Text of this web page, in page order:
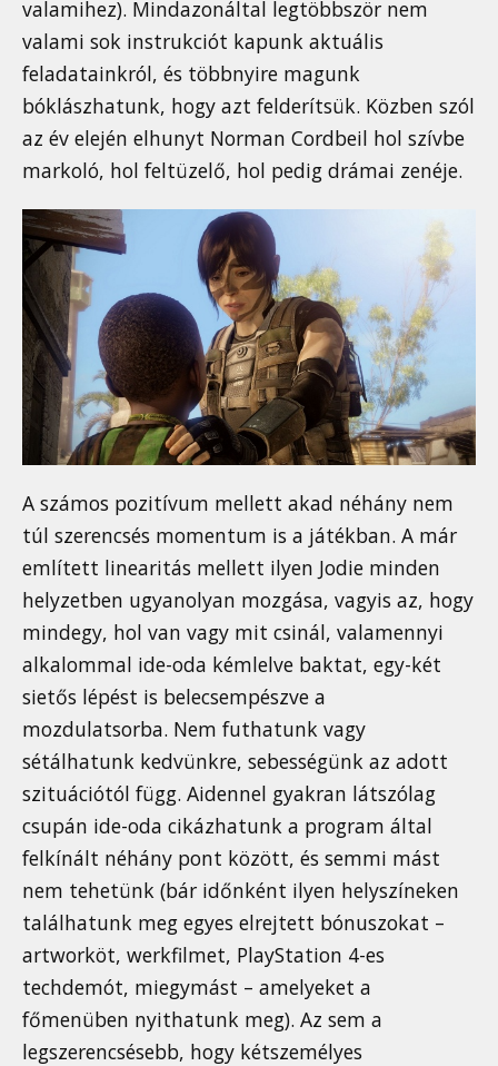
valamihez). Mindazonáltal legtöbbször nem
valami sok instrukciót kapunk aktuális
feladatainkról, és többnyire magunk
bóklászhatunk, hogy azt felderítsük. Közben szól
az év elején elhunyt Norman Cordbeil hol szívbe
markoló, hol feltüzelő, hol pedig drámai zenéje.
A számos pozitívum mellett akad néhány nem
túl szerencsés momentum is a játékban. A már
említett linearitás mellett ilyen Jodie minden
helyzetben ugyanolyan mozgása, vagyis az, hogy
mindegy, hol van vagy mit csinál, valamennyi
alkalommal ide-oda kémlelve baktat, egy-két
sietős lépést is belecsempészve a
mozdulatsorba. Nem futhatunk vagy
sétálhatunk kedvünkre, sebességünk az adott
szituációtól függ. Aidennel gyakran látszólag
csupán ide-oda cikázhatunk a program által
felkínált néhány pont között, és semmi mást
nem tehetünk (bár időnként ilyen helyszíneken
találhatunk meg egyes elrejtett bónuszokat –
artworköt, werkfilmet, PlayStation 4-es
techdemót, miegymást – amelyeket a
főmenüben nyithatunk meg). Az sem a
legszerencsésebb, hogy kétszemélyes